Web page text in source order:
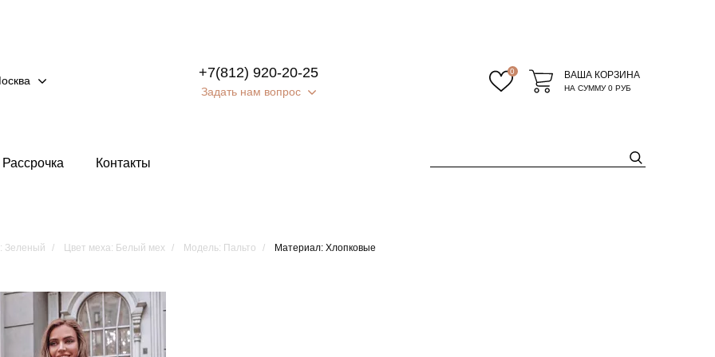
+7(812) 920-20-25
Задать нам вопрос
0 ВАША КОРЗИНА
НА СУММУ0 РУБ
Рассрочка Контакты
Зеленый Цвет меха: Белый мех Модель: Пальто Материал: Хлопковые